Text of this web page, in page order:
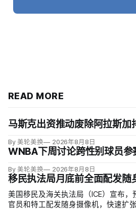
READ MORE
马斯克出资推动废除阿拉斯加
By 美轮美换 2026年8月8日
WNBA下周讨论跨性别球员参
By 美轮美换 2026年8月8日
移民执法局月底前全面配发随
美国移民及海关执法局（ICE）宣布
官员和特工配发随身摄像机，快速扩